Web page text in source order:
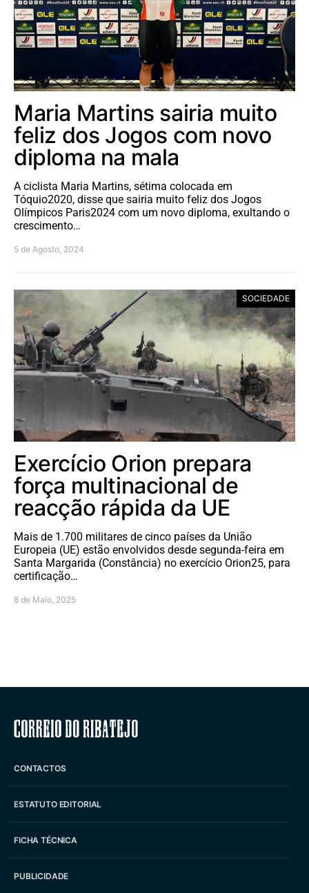
Maria Martins sairia muito
feliz dos Jogos com novo
diploma na mala
A ciclista Maria Martins, sétima colocada em
Tóquio2020, disse que sairia muito feliz dos Jogos
Olímpicos Paris2024 com um novo diploma, exultando o
crescimento…
5 de Agosto, 2024
SOCIEDADE
Exercício Orion prepara
força multinacional de
reacção rápida da UE
Mais de 1.700 militares de cinco países da União
Europeia (UE) estão envolvidos desde segunda-feira em
Santa Margarida (Constância) no exercício Orion25, para
certificação…
8 de Maio, 2025
Correio do Ribatejo
CONTACTOS
ESTATUTO EDITORIAL
FICHA TÉCNICA
PUBLICIDADE